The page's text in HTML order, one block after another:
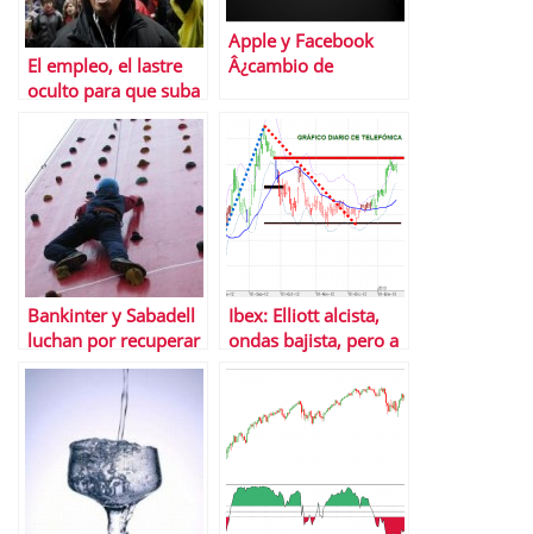
El empleo, el lastre
oculto para que suba
la bolsa de EEUU
Apple y Facebook
Â¿cambio de
Bankinter y Sabadell
luchan por recuperar
las posiciones
perdidas en Bolsa
Ibex: Elliott alcista,
ondas bajista, pero a
medio, alcistas sÃ­ o